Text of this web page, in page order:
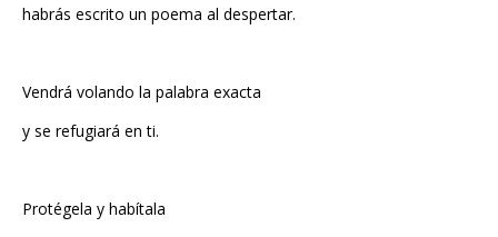
habrás escrito un poema al despertar.
Vendrá volando la palabra exacta
y se refugiará en ti.
Protégela y habítala